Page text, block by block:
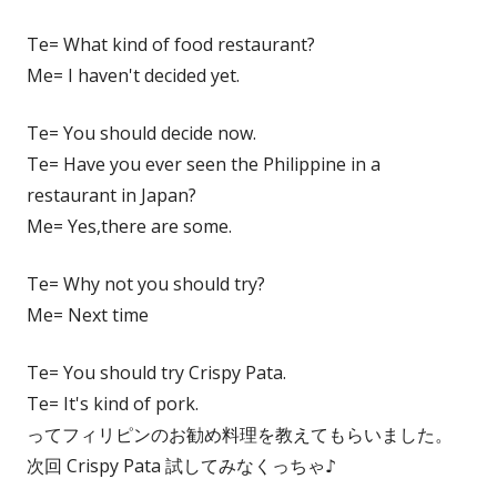
Te= What kind of food restaurant?
Me= I haven't decided yet.
Te= You should decide now.
Te= Have you ever seen the Philippine in a
restaurant in Japan?
Me= Yes,there are some.
Te= Why not you should try?
Me= Next time
Te= You should try Crispy Pata.
Te= It's kind of pork.
ってフィリピンのお勧め料理を教えてもらいました。
次回 Crispy Pata 試してみなくっちゃ♪